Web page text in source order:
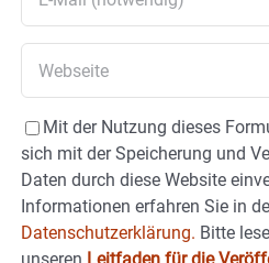
Mit der Nutzung dieses
sich mit der Speicherung und
Daten durch diese Website
Informationen erfahren Sie in
Datenschutzerklärung. Bitte